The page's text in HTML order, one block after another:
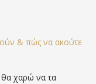
& πώς να ακούτε
θα χαρώ να τα